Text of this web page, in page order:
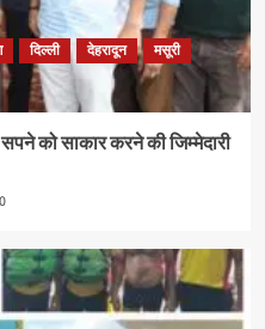
दिल्ली देहरादून
मसूरी
को साकार करने की जिम्मेदारी
0